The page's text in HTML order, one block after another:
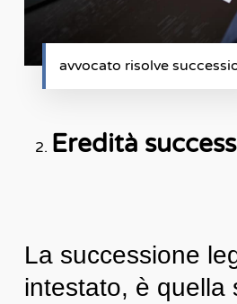
avvocato risolve
Eredità
La successione
intestato, è quella